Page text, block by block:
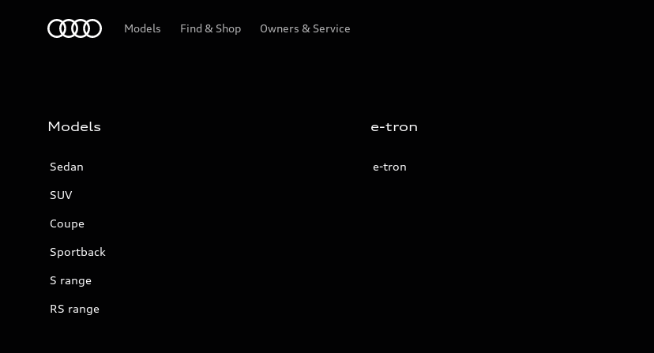
Models Find & Shop Owners & Service
Models
Sedan
SUV
Coupe
Sportback
S range
RS range
e-tron
e-tron